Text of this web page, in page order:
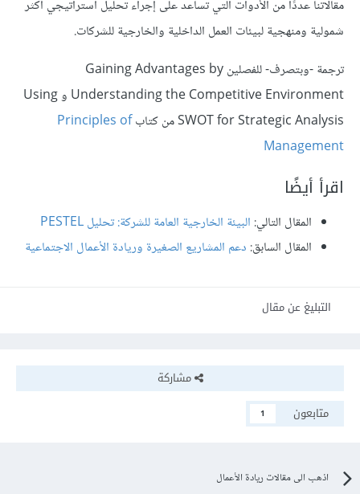
مقالاتنا عددًا من الأدوات التي تساعد على إجراء تحليل استراتيجي أكثر
شمولية ومنهجية لبيئات العمل الداخلية والخارجية للشركات.
ترجمة -وبتصرف- للفصلين Gaining Advantages by
Understanding the Competitive Environment و Using
SWOT for Strategic Analysis من كتاب
Principles of
Management
اقرأ أيضًا
المقال التالي: البيئة الخارجية العامة للشركة: تحليل PESTEL
المقال السابق: دعم المشاريع الصغيرة وريادة الأعمال الاجتماعية
التبليغ عن مقال
مشاركة
متابعون
1
اذهب الى مقالات ريادة الأعمال